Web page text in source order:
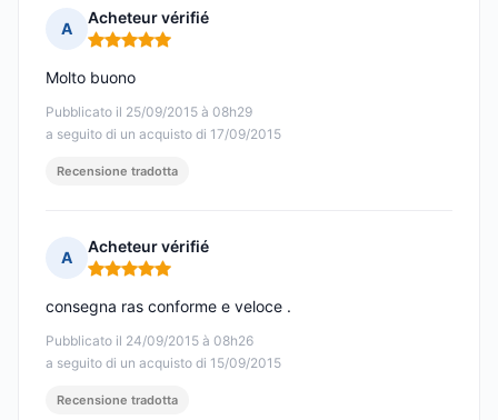
A
Acheteur vérifié
Nota: 5 su 5
Pubblicato il 25/09/2015 à 08h29
a seguito di un acquisto di 17/09/2015
Molto buono
Recensione tradotta
A
Acheteur vérifié
Nota: 5 su 5
Pubblicato il 24/09/2015 à 08h26
a seguito di un acquisto di 15/09/2015
consegna ras conforme e veloce .
Recensione tradotta